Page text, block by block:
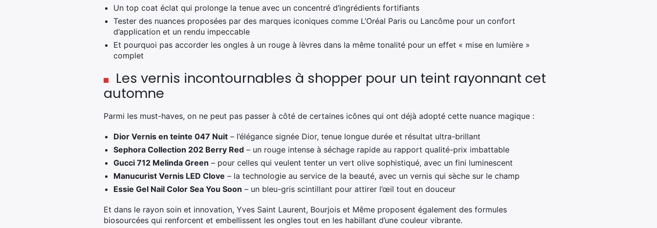
Un top coat éclat qui prolonge la tenue avec un concentré d’ingrédients fortifiants
Tester des nuances proposées par des marques iconiques comme L’Oréal Paris ou Lancôme pour un confort
d’application et un rendu impeccable
Et pourquoi pas accorder les ongles à un rouge à lèvres dans la même tonalité pour un effet « mise en lumière »
complet
Les vernis incontournables à shopper pour un teint rayonnant cet
automne
Parmi les must-haves, on ne peut pas passer à côté de certaines icônes qui ont déjà adopté cette nuance magique :
Dior Vernis en teinte 047 Nuit – l’élégance signée Dior, tenue longue durée et résultat ultra-brillant
Sephora Collection 202 Berry Red – un rouge intense à séchage rapide au rapport qualité-prix imbattable
Gucci 712 Melinda Green – pour celles qui veulent tenter un vert olive sophistiqué, avec un fini luminescent
Manucurist Vernis LED Clove – la technologie au service de la beauté, avec un vernis qui sèche sur le champ
Essie Gel Nail Color Sea You Soon – un bleu-gris scintillant pour attirer l’œil tout en douceur
Et dans le rayon soin et innovation, Yves Saint Laurent, Bourjois et Même proposent également des formules
biosourcées qui renforcent et embellissent les ongles tout en les habillant d’une couleur vibrante.